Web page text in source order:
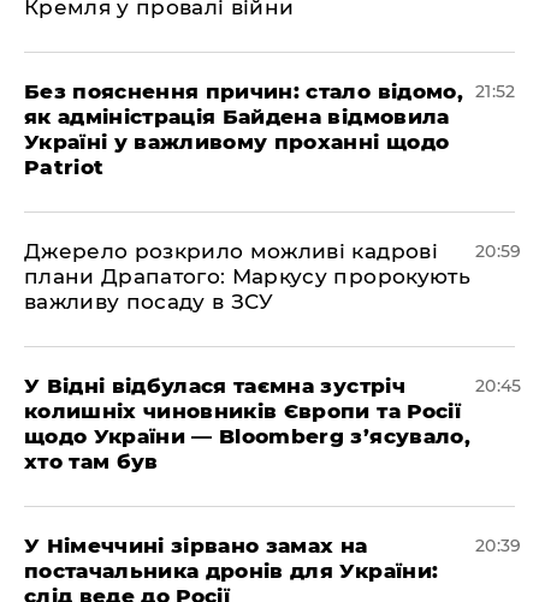
Кремля у провалі війни
​Без пояснення причин: стало відомо,
як адміністрація Байдена відмовила
Україні у важливому проханні щодо
Patriot
21:52
​Джерело розкрило можливі кадрові
плани Драпатого: Маркусу пророкують
важливу посаду в ЗСУ
20:59
​У Відні відбулася таємна зустріч
колишніх чиновників Європи та Росії
щодо України — Bloomberg з’ясувало,
хто там був
20:45
​У Німеччині зірвано замах на
постачальника дронів для України:
слід веде до Росії
20:39